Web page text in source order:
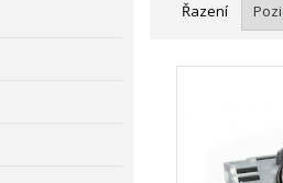
Řazení